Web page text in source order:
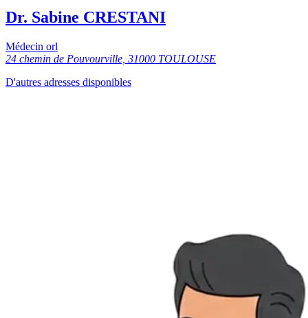
Dr. Sabine CRESTANI
Médecin orl
24 chemin de Pouvourville, 31000 TOULOUSE
D'autres adresses disponibles